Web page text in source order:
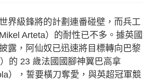
界級鋒將的計劃連番碰壁，而兵工
Arteta）的耐性已不多。據英國
露，阿仙奴已迅速將目標轉向巴黎
的 23 歲法國國腳神翼巴高拿
），誓要橫刀奪愛，與英超冠軍競